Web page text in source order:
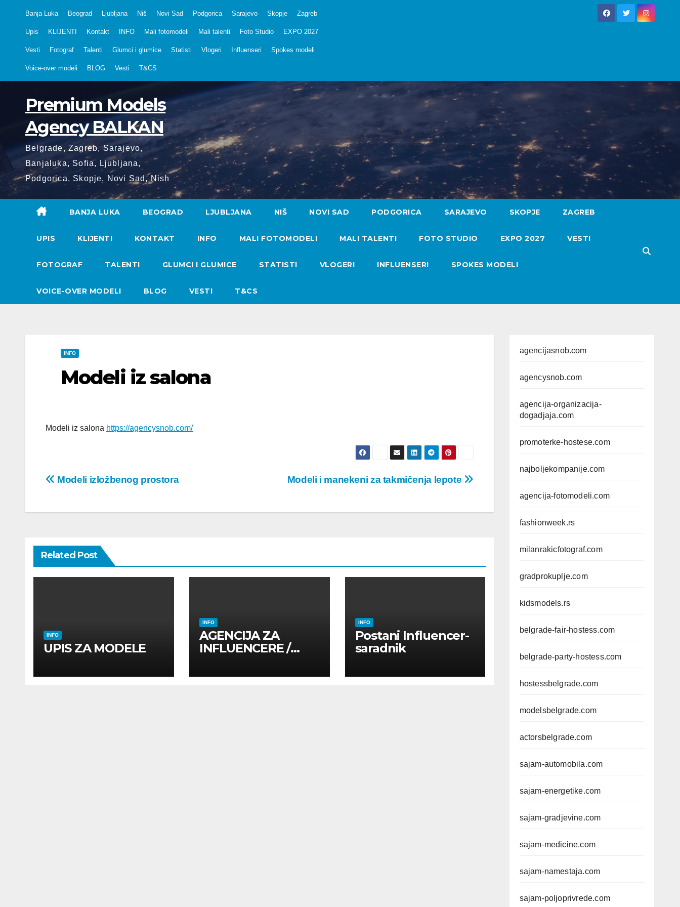
Banja Luka Beograd Ljubljana Niš Novi Sad Podgorica Sarajevo Skopje Zagreb
Upis KLIJENTI Kontakt INFO Mali fotomodeli Mali talenti Foto Studio EXPO 2027
Vesti Fotograf Talenti Glumci i glumice Statisti Vlogeri Influenseri Spokes modeli
Voice-over modeli BLOG Vesti T&CS
Premium Models
Agency BALKAN
Belgrade, Zagreb, Sarajevo,
Banjaluka, Sofia, Ljubljana,
Podgorica, Skopje, Novi Sad, Nish
BANJA LUKA BEOGRAD LJUBLJANA NIŠ NOVI SAD PODGORICA SARAJEVO SKOPJE ZAGREB
UPIS KLIJENTI KONTAKT INFO MALI FOTOMODELI MALI TALENTI FOTO STUDIO EXPO 2027 VESTI
FOTOGRAF TALENTI GLUMCI I GLUMICE STATISTI VLOGERI INFLUENSERI SPOKES MODELI
VOICE-OVER MODELI BLOG VESTI T&CS
INFO
Modeli iz salona
Modeli iz salona https://agencysnob.com/
Post
Modeli i manekeni za takmičenja lepote
Modeli izložbenog prostora
Related Post
INFO
UPIS ZA MODELE
INFO
AGENCIJA ZA
INFLUENCERE /
UTICAJNE OSOBE
INFO
Postani Influencer-
saradnik
agencijasnob.com
agencysnob.com
agencija-organizacija-
dogadjaja.com
promoterke-hostese.com
najboljekompanije.com
agencija-fotomodeli.com
fashionweek.rs
milanrakicfotograf.com
gradprokuplje.com
kidsmodels.rs
belgrade-fair-hostess.com
belgrade-party-hostess.com
hostessbelgrade.com
modelsbelgrade.com
actorsbelgrade.com
sajam-automobila.com
sajam-energetike.com
sajam-gradjevine.com
sajam-medicine.com
sajam-namestaja.com
sajam-poljoprivrede.com